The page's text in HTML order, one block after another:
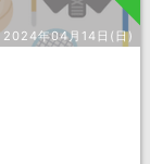
2024年04月14日(日)